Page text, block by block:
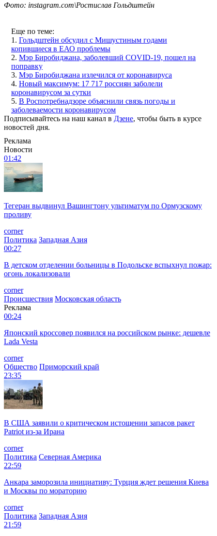
Фото: instagram.com\Ростислав Гольдштейн
Еще по теме:
1. Гольдштейн обсудил с Мишустиным годами
копившиеся в ЕАО проблемы
2. Мэр Биробиджана, заболевший COVID-19, пошел на
поправку
3. Мэр Биробиджана излечился от коронавируса
4. Новый максимум: 17 717 россиян заболели
коронавирусом за сутки
5. В Роспотребнадзоре объяснили связь погоды и
заболеваемости коронавирусом
Подписывайтесь на наш канал в Дзене, чтобы быть в курсе
новостей дня.
Реклама
Новости
01:42
Тегеран выдвинул Вашингтону ультиматум по Ормузскому
проливу
corner
Политика Западная Азия
00:27
В детском отделении больницы в Подольске вспыхнул пожар:
огонь локализовали
corner
Происшествия Московская область
Реклама
00:24
Японский кроссовер появился на российском рынке: дешевле
Lada Vesta
corner
Общество Приморский край
23:35
В США заявили о критическом истощении запасов ракет
Patriot из-за Ирана
corner
Политика Северная Америка
22:59
Анкара заморозила инициативу: Турция ждет решения Киева
и Москвы по мораторию
corner
Политика Западная Азия
21:59